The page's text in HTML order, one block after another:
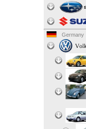
Germany